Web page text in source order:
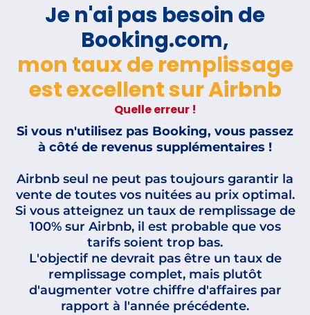
Je n'ai pas besoin de
Booking.com,
mon taux de remplissage
est excellent sur Airbnb
Quelle erreur !
Si vous n'utilisez pas Booking, vous passez
à côté de revenus supplémentaires !
Airbnb seul ne peut pas toujours garantir la
vente de toutes vos nuitées au prix optimal.
Si vous atteignez un taux de remplissage de
100% sur Airbnb, il est probable que vos
tarifs soient trop bas.
L'objectif ne devrait pas être un taux de
remplissage complet, mais plutôt
d'augmenter votre chiffre d'affaires par
rapport à l'année précédente.